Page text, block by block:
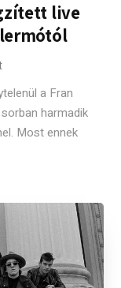
live
a Fran
harmadik
Most ennek